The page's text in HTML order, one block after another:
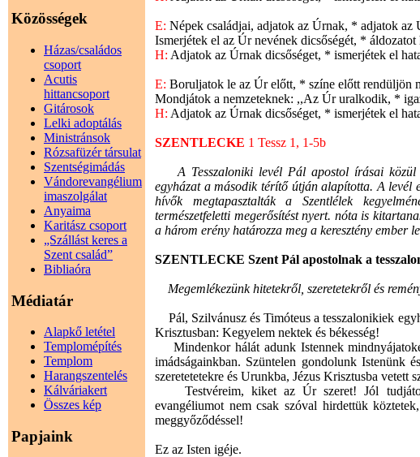
Közösségek
Házas/családos
csoport
Acutis
hittancsoport
Gitárosok
Lelki adoptálás
Ministránsok
Rózsafüzér társulat
Szentségimádás
Vándorevangélium
imaszolgálat
Anyaima
Karitász csoport
„Szállást keres a
Szent család”
Bibliaóra
Médiatár
Alapkő letétel
Templomépítés
Templom
Harangszentelés
Kálváriakert
Összes kép
Papjaink
E:Népek családjai, adjatok az Úrnak, * adjatok az
Ismerjétek el az Úr nevének dicsőségét, *
H: Adjatok az Úrnak dicsőséget, * ismerjétek el
E: Boruljatok le az Úr előtt, * színe előtt rendüljön
Mondjátok a nemzeteknek: ,,Az Úr uralkodik, *
H: Adjatok az Úrnak dicsőséget, * ismerjétek el
SZENTLECKE 1 Tessz 1, 1-5b
A Tesszaloniki levél Pál apostol írásai közül
egyházat a második térítő útján alapította. A levél
hívők megtapasztalták a Szentlélek
természetfeletti megerősítést nyert. nóta is
a három erény határozza meg a keresztény ember
SZENTLECKE Szent Pál apostolnak a
Megemlékezünk hitetekről, szeretetekről és
Pál, Szilvánusz és Timóteus a tesszalonikiek
Krisztusban: Kegyelem nektek és békesség!
Mindenkor hálát adunk Istennek
imádságainkban. Szüntelen gondolunk Istenünk
szeretetetekre és Urunkba, Jézus Krisztusba vetett
Testvéreim, kiket az Úr szeret! Jól
evangéliumot nem csak szóval hirdettük
meggyőződéssel!
Ez az Isten igéje.